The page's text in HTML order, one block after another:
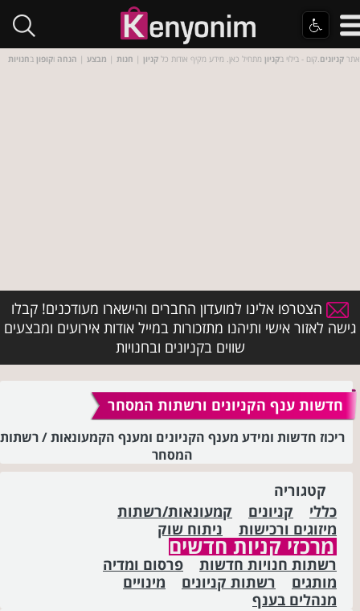
אתר קניונים.קום - בילוי בקניון מתחיל כאן. מידע מקיף אודות כל קניון | חנות | מבצע | הנחה וקופון בחנויות
הצטרפו אלינו למועדון החברים והישארו מעודכנים! קבלו
גישה לאזור אישי ותיהנו מתזכורות במייל אודות אירועים ומבצעים
שווים בקניונים ובחנויות
חדשות ענף הקניונים ורשתות המסחר
ריכוז חדשות ומידע מענף הקניונים ומענף הקמעונאות / רשתות
המסחר
קטגוריה
כללי
קניונים
קמעונאות/רשתות
מיזוגים ורכישות
ניתוח שוק
מרכזי קניות חדשים
רשתות חנויות חדשות
פרסום ומדיה
מותגים
רשתות קניונים
מינויים
מנהלים בענף